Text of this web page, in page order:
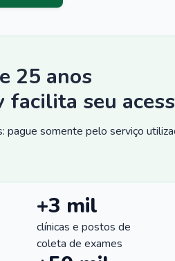
25 anos
facilita seu
pague somente pelo serviço
+3 mil
clínicas e postos de
coleta de exames